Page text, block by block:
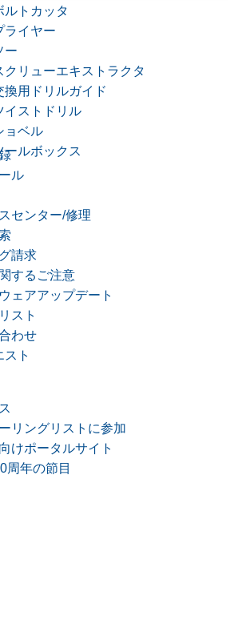
ルトカッタ
ライヤー
ー
クリューエキストラクタ
換用ドリルガイド
イストドリル
ョベル
ールボックス
ル
センター/修理
請求
するご注意
ェアアップデート
スト
わせ
スト
リングリストに参加
けポータルサイト
周年の節目